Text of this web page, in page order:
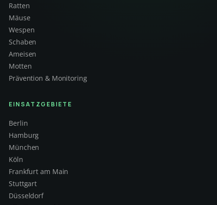
Ratten
Mäuse
Wespen
Schaben
Ameisen
Motten
Prävention & Monitoring
EINSATZGEBIETE
Berlin
Hamburg
München
Köln
Frankfurt am Main
Stuttgart
Düsseldorf